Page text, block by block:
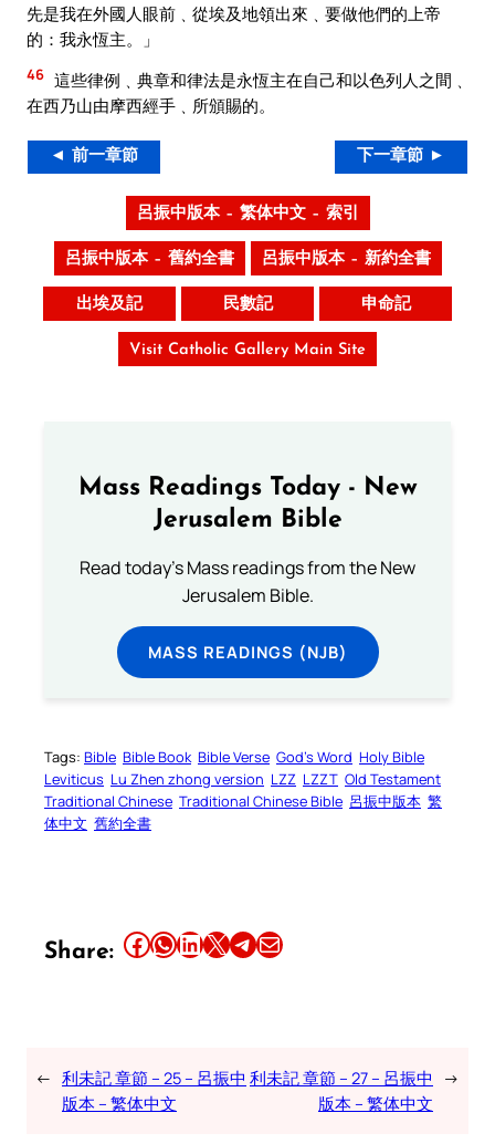
先是我在外國人眼前﹑從埃及地領出來﹑要做他們的上帝
的：我永恆主。」
46 這些律例﹑典章和律法是永恆主在自己和以色列人之間﹑
在西乃山由摩西經手﹑所頒賜的。
◄ 前一章節 下一章節 ►
呂振中版本 – 繁体中文 – 索引
呂振中版本 – 舊約全書 呂振中版本 – 新約全書
出埃及記 民數記 申命記
Visit Catholic Gallery Main Site
Mass Readings Today - New
Jerusalem Bible
Read today's Mass readings from the New
Jerusalem Bible.
MASS READINGS (NJB)
Tags: Bible Bible Book Bible Verse God’s Word Holy Bible
Leviticus Lu Zhen zhong version LZZ LZZT Old Testament
Traditional Chinese Traditional Chinese Bible 呂振中版本 繁
体中文 舊約全書
Share: Share this article on Facebook Share this article on WhatsApp Share this article on LinkedIn Share this article on X Share this article on TelegramEmail this Article
← 利未記 章節 – 25 – 呂振中
版本 – 繁体中文
利未記 章節 – 27 – 呂振中
版本 – 繁体中文
→